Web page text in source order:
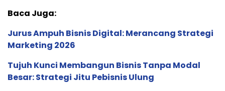
Baca Juga:
Jurus Ampuh Bisnis Digital: Merancang Strategi
Marketing 2026
Tujuh Kunci Membangun Bisnis Tanpa Modal
Besar: Strategi Jitu Pebisnis Ulung